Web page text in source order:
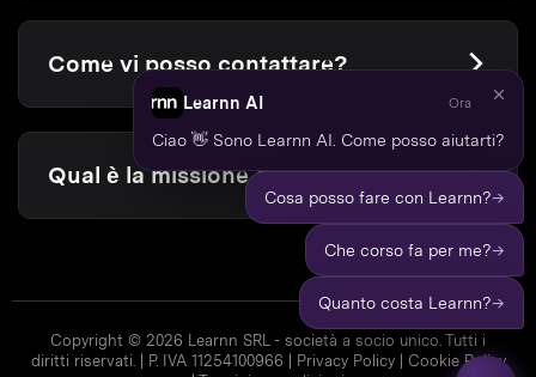
Come vi posso contattare?
Qual è la missione di Learnn?
Copyright © 2026 Learnn SRL - società a socio unico. Tutti i
diritti riservati. | P. IVA 11254100966 | Privacy Policy| Cookie Policy
Learnn AI Ora
Ciao 👋 Sono Learnn AI. Come posso aiutarti?
Cosa posso fare con Learnn?→
Che corso fa per me?→
Quanto costa Learnn?→